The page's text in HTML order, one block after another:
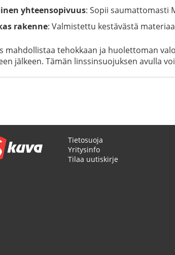
yhteensopivuus: Sopii saumattomasti
rakenne: Valmistettu kestävästä
mahdollistaa tehokkaan ja huolettoman
jälkeen. Tämän linssinsuojuksen avulla
Tietosuoja
Yritysinfo
Tilaa uutiskirje